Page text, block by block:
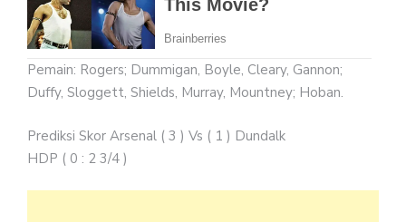
Pemain: Rogers; Dummigan, Boyle, Cleary, Gannon;
Duffy, Sloggett, Shields, Murray, Mountney; Hoban.
Prediksi Skor Arsenal ( 3 ) Vs ( 1 ) Dundalk
HDP ( 0 : 2 3/4 )